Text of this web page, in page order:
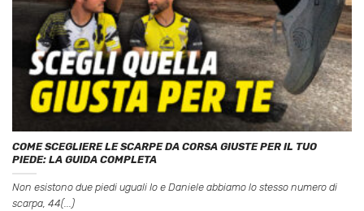
COME SCEGLIERE LE SCARPE DA CORSA GIUSTE PER IL TUO
PIEDE: LA GUIDA COMPLETA
Non esistono due piedi uguali Io e Daniele abbiamo lo stesso numero di
scarpa, 44(...)